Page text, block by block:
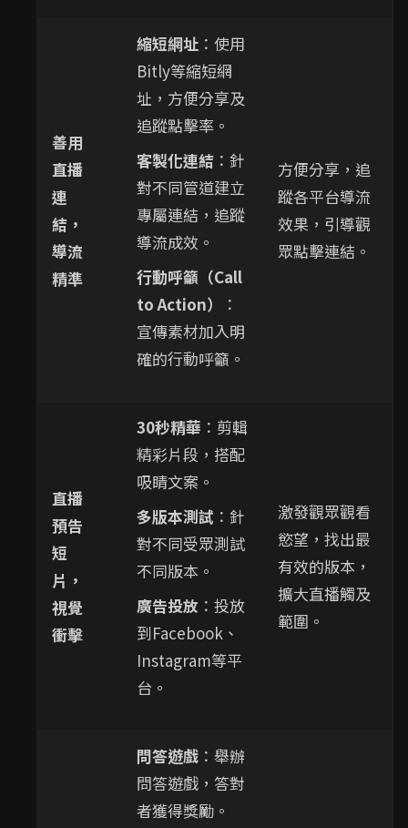
善用
直播
連
結，
導流
精準
縮短網址 ：使用
Bitly等縮短網
址，方便分享及
追蹤點擊率。
客製化連結 ：針
對不同管道建立
專屬連結，追蹤
導流成效。
行動呼籲（Call
to Action）
：
宣傳素材加入明
確的行動呼籲。
方便分享，追
蹤各平台導流
效果，引導觀
眾點擊連結。
直播
預告
短
片，
視覺
衝擊
30秒精華 ：剪輯
精彩片段，搭配
吸睛文案。
多版本測試 ：針
對不同受眾測試
不同版本。
廣告投放 ：投放
到Facebook、
Instagram等平
台。
激發觀眾觀看
慾望，找出最
有效的版本，
擴大直播觸及
範圍。
問答遊戲 ：舉辦
問答遊戲，答對
者獲得獎勵。